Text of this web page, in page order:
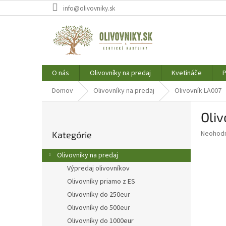
na
info@olivovniky.sk
O nás Olivovníky na predaj Kvetináče
Domov
Olivovníky na predaj Olivovník LA007
ý
p
kategórie
Kategórie
Olivovníky na predaj
Výpredaj olivovníkov
Olivovníky priamo z ES
Olivovníky do 250eur
Olivovníky do 500eur
Olivovníky do 1000eur